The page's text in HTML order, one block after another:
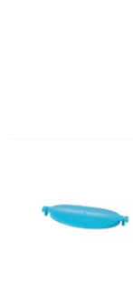
Couvercle